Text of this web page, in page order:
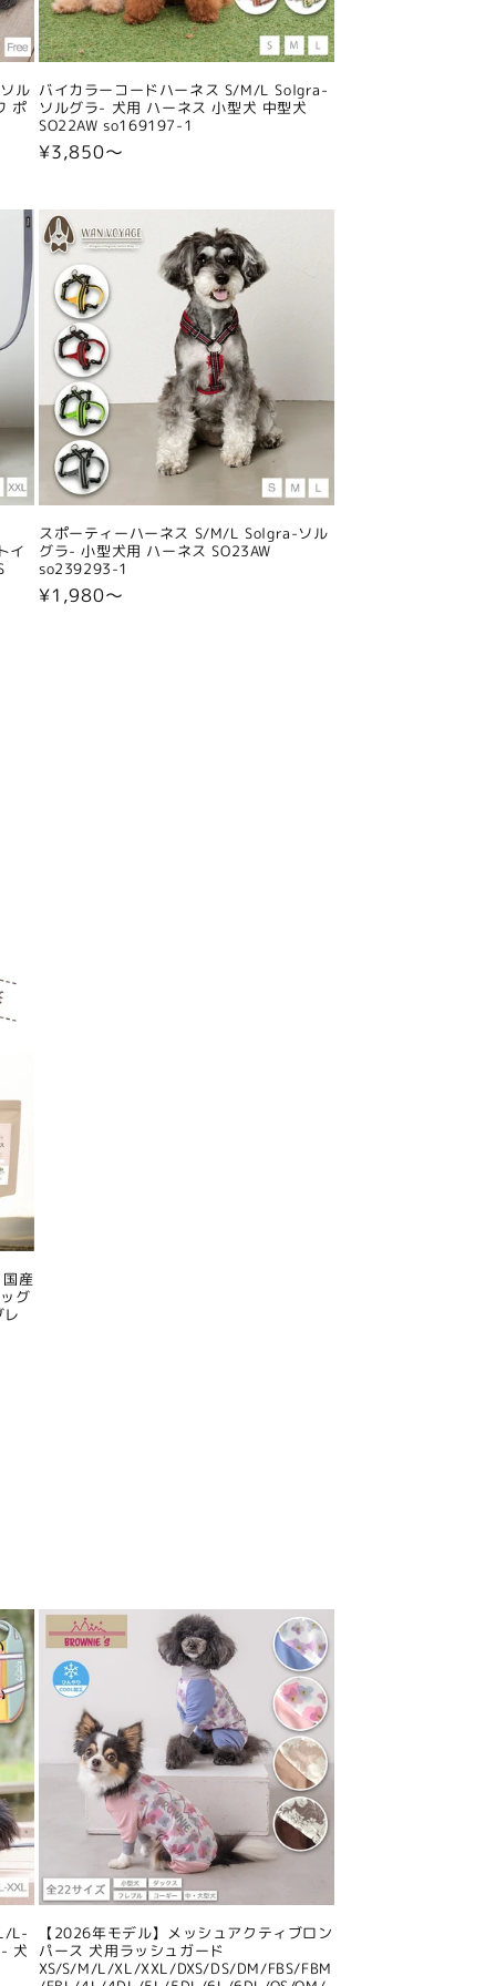
ル
ポ
バイカラーコードハーネス S/M/L Solgra-
ソルグラ- 犬用 ハーネス 小型犬 中型犬
SO22AW so169197-1
通
格
¥3,850〜
イ
スポーティーハーネス S/M/L Solgra-ソル
グラ- 小型犬用 ハーネス SO23AW
so239293-1
通
¥1,980〜
産
グ
L-
犬
【2026年モデル】メッシュアクティブロン
パース 犬用ラッシュガード
XS/S/M/L/XL/XXL/DXS/DS/DM/FBS/FBM